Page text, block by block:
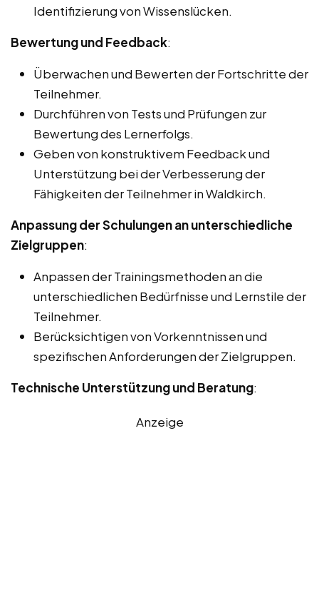
Identifizierung von Wissenslücken.
Bewertung und Feedback:
Überwachen und Bewerten der Fortschritte der
Teilnehmer.
Durchführen von Tests und Prüfungen zur
Bewertung des Lernerfolgs.
Geben von konstruktivem Feedback und
Unterstützung bei der Verbesserung der
Fähigkeiten der Teilnehmer in Waldkirch.
Anpassung der Schulungen an unterschiedliche
Zielgruppen:
Anpassen der Trainingsmethoden an die
unterschiedlichen Bedürfnisse und Lernstile der
Teilnehmer.
Berücksichtigen von Vorkenntnissen und
spezifischen Anforderungen der Zielgruppen.
Technische Unterstützung und Beratung:
Anzeige